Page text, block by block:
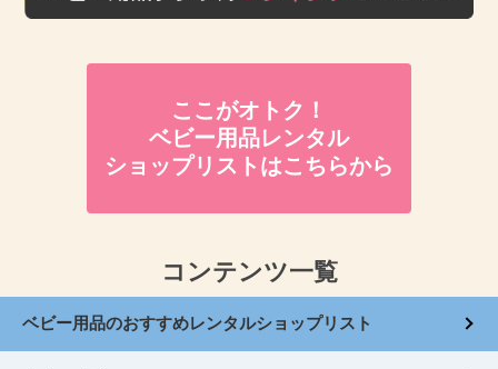
ここがオトク！
ベビー用品レンタル
ショップリストはこちらから
コンテンツ一覧
ベビー用品のおすすめレンタルショップリスト